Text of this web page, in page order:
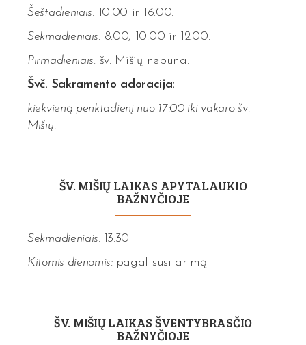
Šeštadieniais:10.00 ir 16.00.
Sekmadieniais:8.00, 10.00 ir 12.00.
Pirmadieniais:šv. Mišių nebūna.
Švč. Sakramento adoracija:
kiekvieną penktadienį nuo 17:00 iki vakaro šv.
Mišių.
ŠV. MIŠIŲ LAIKAS APYTALAUKIO
BAŽNYČIOJE
Sekmadieniais: 13.30
Kitomis dienomis: pagal susitarimą
ŠV. MIŠIŲ LAIKAS ŠVENTYBRASČIO
BAŽNYČIOJE